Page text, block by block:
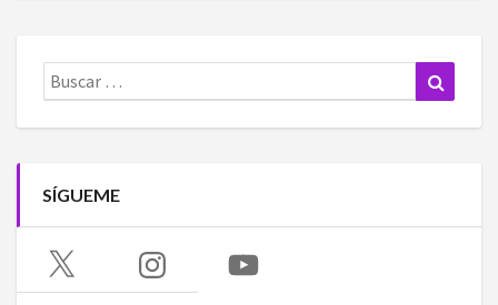
Buscar:
SÍGUEME
X Instagram YouTube